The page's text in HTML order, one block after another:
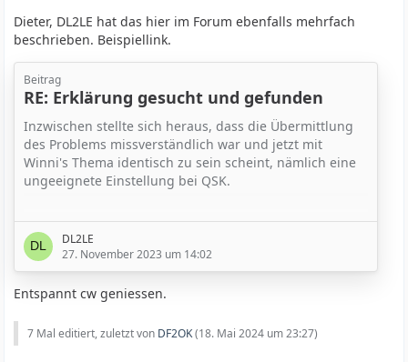
Dieter, DL2LE hat das hier im Forum ebenfalls mehrfach
beschrieben. Beispiellink.
Beitrag
RE: Erklärung gesucht und gefunden
Inzwischen stellte sich heraus, dass die Übermittlung
des Problems missverständlich war und jetzt mit
Winni's Thema identisch zu sein scheint, nämlich eine
ungeeignete Einstellung bei QSK.
Daher zunächst meine Vorgehensweise für genußvollen
QSK Betrieb.
Dreh ich übers Band, ist die AGC eingeschaltet um
laute und leise Signale auf gleichen Level zu hören.
Im QSO ist die AGC ausgeschaltet und die RF-Gain
soweit zurückgetreten, daß das Rauschen gerade noch
DL2LE
27. November 2023 um 14:02
Entspannt cw geniessen.
7 Mal editiert, zuletzt von DF2OK(18. Mai 2024 um 23:27)